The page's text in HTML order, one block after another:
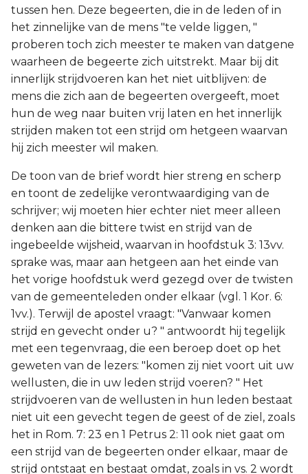
tussen hen. Deze begeerten, die in de leden of in
het zinnelijke van de mens "te velde liggen, "
proberen toch zich meester te maken van datgene
waarheen de begeerte zich uitstrekt. Maar bij dit
innerlijk strijdvoeren kan het niet uitblijven: de
mens die zich aan de begeerten overgeeft, moet
hun de weg naar buiten vrij laten en het innerlijk
strijden maken tot een strijd om hetgeen waarvan
hij zich meester wil maken.
De toon van de brief wordt hier streng en scherp
en toont de zedelijke verontwaardiging van de
schrijver; wij moeten hier echter niet meer alleen
denken aan die bittere twist en strijd van de
ingebeelde wijsheid, waarvan in hoofdstuk 3: 13vv.
sprake was, maar aan hetgeen aan het einde van
het vorige hoofdstuk werd gezegd over de twisten
van de gemeenteleden onder elkaar (vgl. 1 Kor. 6:
1vv.). Terwijl de apostel vraagt: "Vanwaar komen
strijd en gevecht onder u? " antwoordt hij tegelijk
met een tegenvraag, die een beroep doet op het
geweten van de lezers: "komen zij niet voort uit uw
wellusten, die in uw leden strijd voeren? " Het
strijdvoeren van de wellusten in hun leden bestaat
niet uit een gevecht tegen de geest of de ziel, zoals
het in Rom. 7: 23 en 1 Petrus 2: 11 ook niet gaat om
een strijd van de begeerten onder elkaar, maar de
strijd ontstaat en bestaat omdat, zoals in vs. 2 wordt